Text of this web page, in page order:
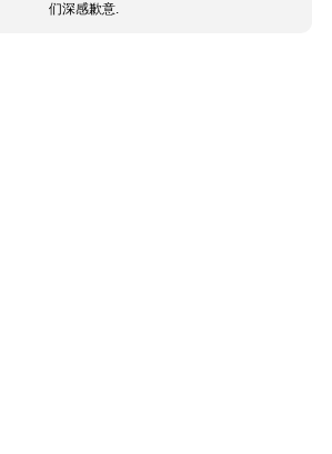
们深感歉意.